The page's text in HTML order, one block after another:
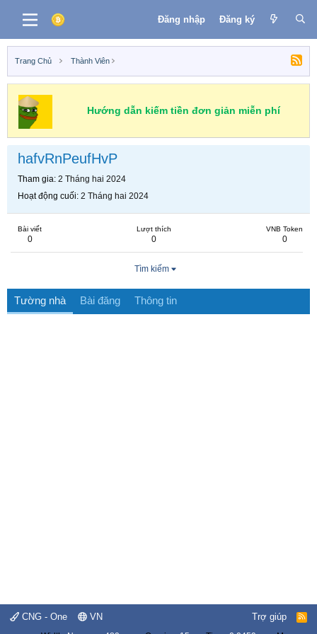
Đăng nhập Đăng ký
Trang Chủ Thành Viên
Hướng dẫn kiếm tiền đơn giản miễn phí
hafvRnPeufHvP
Tham gia 2 Tháng hai 2024
Hoạt động cuối 2 Tháng hai 2024
Bài viết
0
Lượt thích
0
VNB Token
0
Tìm kiếm
Tường nhà Bài đăng Thông tin
CNG - One VN Trợ giúp
R